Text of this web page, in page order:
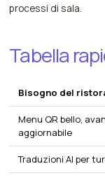
processi di sala.
Tabella
Bisogno del
Menu QR bello,
aggiornabile
Traduzioni AI per